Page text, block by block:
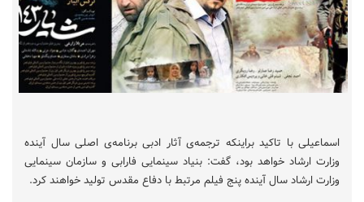
اسماعیلی با تاکید براینکه ترجمه‌ی آثار ادبی برنامه‌ی اصلی سال آینده
وزارت ارشاد خواهد بود، گفت: بنیاد سینمایی فارابی و سازمان سینمایی
وزارت ارشاد سال آینده پنج فیلم مرتبط با دفاع مقدس تولید خواهند کرد.